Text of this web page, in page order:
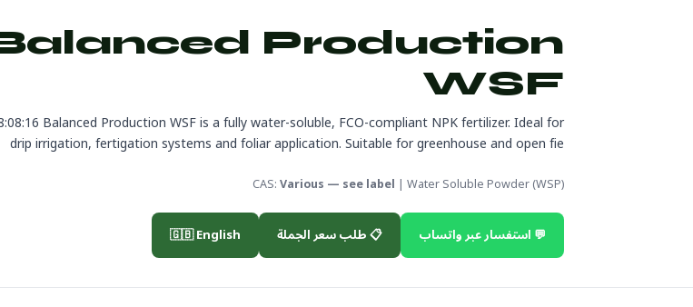
Production
WSF
Balanced Production WSF is a fully water-soluble, FCO-compliant NPK fertilizer. Ideal for
drip irrigation, fertigation systems and foliar application. Suitable for greenhouse and open fie
CAS:Various — see label | Water Soluble Powder (WSP)
💬 استفسار عبر واتساب 📋 طلب سعر الجملة 🇬🇧 English